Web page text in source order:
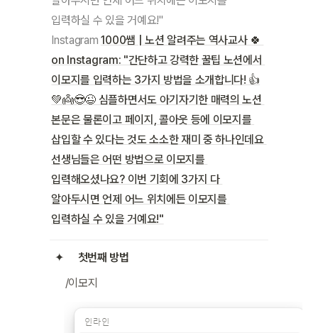
Instagram 1000쌤 | 노션 알려주는 역사교사 🍀
on Instagram: "간단하고 강력한 꿀팁 노션에서
이모지를 입력하는 3가지 방법을 소개합니다! 👍
💚👼😎😉 심플하면서도 아기자기한 매력의 노션
본문은 물론이고 페이지, 콜아웃 등에 이모지를
삽입할 수 있다는 것도 소소한 재미 중 하나인데요
선생님들은 어떤 방법으로 이모지를
입력해오셨나요? 이번 기회에 3가지 다
알아두시면 언제 어느 위치에든 이모지를
입력하실 수 있을 거예요!"
첫번째 방법
/이모지